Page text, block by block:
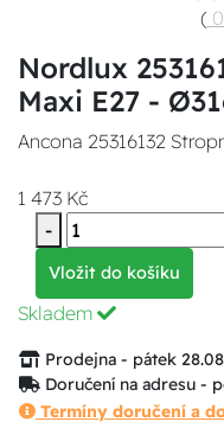
(
Nordlux
Maxi E27 -
Ancona 25316132
1 473 Kč
-
Vložit do košíku
Skladem
Prodejna - pátek
Doručení na adresu -
Termíny doručení a